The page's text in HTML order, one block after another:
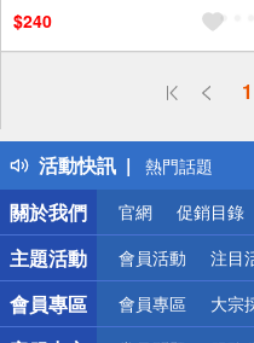
$240
1
活動快訊
偏遠地區配送
得獎公告
熱門話題
銀行優惠
偏遠地區配送
詐騙網頁！請
關於我們
官網 促銷目錄
主題活動 會員活動 注目
會員專區 會員專區 大宗